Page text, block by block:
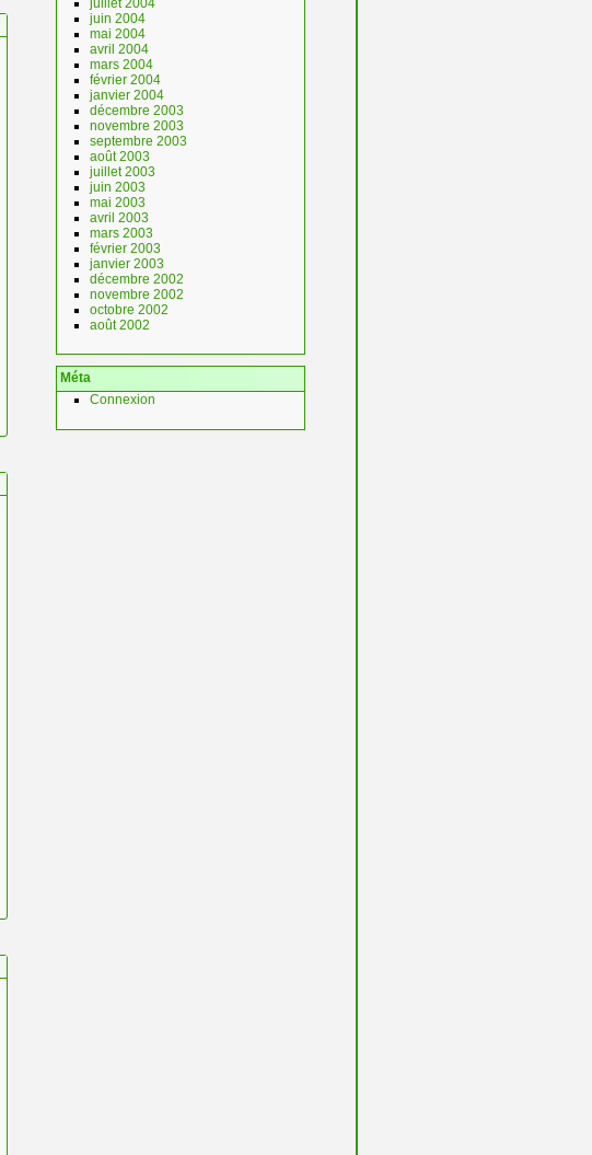
juin 2004
mai 2004
avril 2004
mars 2004
février 2004
janvier 2004
décembre 2003
novembre 2003
septembre 2003
août 2003
juillet 2003
juin 2003
mai 2003
avril 2003
mars 2003
février 2003
janvier 2003
décembre 2002
novembre 2002
octobre 2002
août 2002
Méta
Connexion